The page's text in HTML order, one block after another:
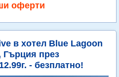
оферти
в хотел Blue Lagoon
Гърция през
- безплатно!